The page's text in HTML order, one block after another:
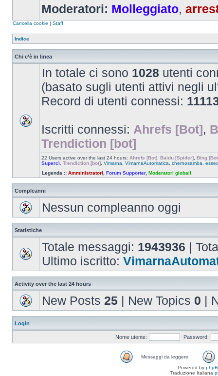
Moderatori: Molleggiato,
Cancella cookie | Staff
Indice
Chi c’è in linea
In totale ci sono 1028 utenti
(basato sugli utenti attivi negli
Record di utenti connessi:
Iscritti connessi: Ahrefs [Bot],
Trendiction [bot]
22 Users active over the last 24 hours: Ahrefs [Bot] Baidu [Spider] Bing
Supercì
Trendiction [bot] Vimarna VimarnaAutomatica chernosamba esser
Legenda :: Amministratori Forum Supporter, Moderatori globali
Compleanni
Nessun compleanno oggi
Statistiche
Totale messaggi: 1943936 |
Ultimo iscritto:
Activity over the last 24 hours
New Posts 25 | New Topics 0 |
Login
Nome utente: Password:
Messaggi da leggere
Powered by
Traduzione Italiana